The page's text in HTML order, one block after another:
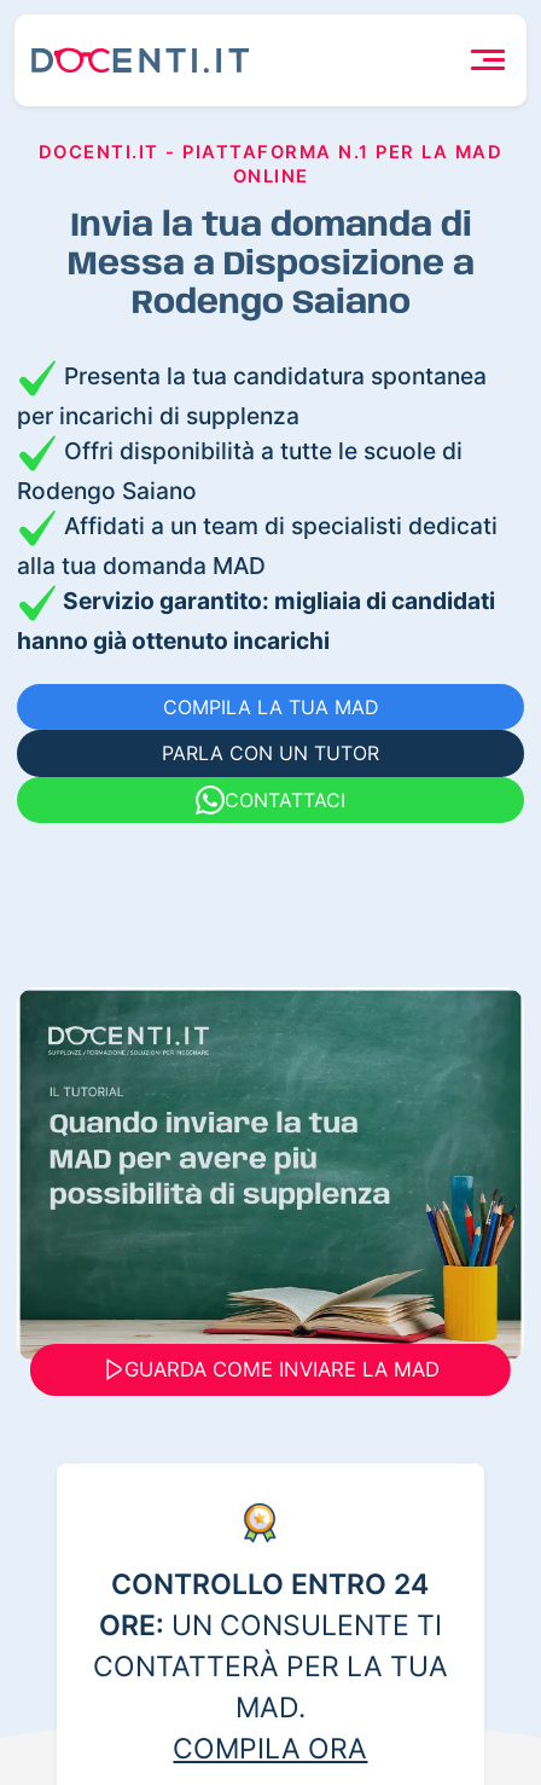
DOCENTI.IT - PIATTAFORMA N.1 PER LA MAD
ONLINE
Invia la tua domanda di
Messa a Disposizione a
Rodengo Saiano
Presenta la tua candidatura spontanea
per incarichi di supplenza
Offri disponibilità a tutte le scuole di
Rodengo Saiano
Affidati a un team di specialisti dedicati
alla tua domanda MAD
Servizio garantito: migliaia di candidati
hanno già ottenuto incarichi
COMPILA LA TUA MAD
PARLA CON UN TUTOR
CONTATTACI
GUARDA COME INVIARE LA MAD
CONTROLLO ENTRO 24
ORE: UN CONSULENTE TI
CONTATTERÀ PER LA TUA
MAD.
COMPILA ORA